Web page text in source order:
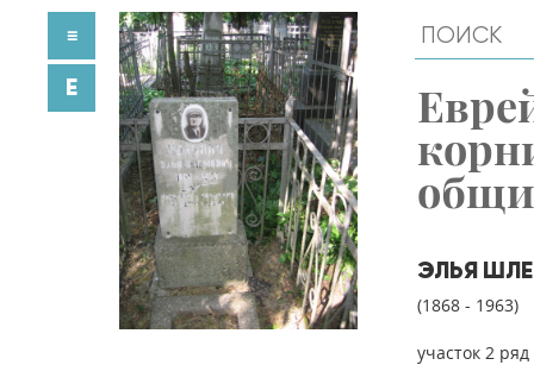
ЭЛЬЯ
(1868 - 1963)
участок 2
≡
E